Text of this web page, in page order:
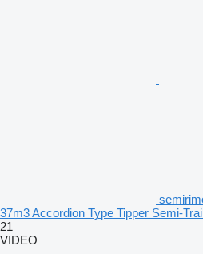
37m3 Accordion Type Tipper Semi-
21
VIDEO